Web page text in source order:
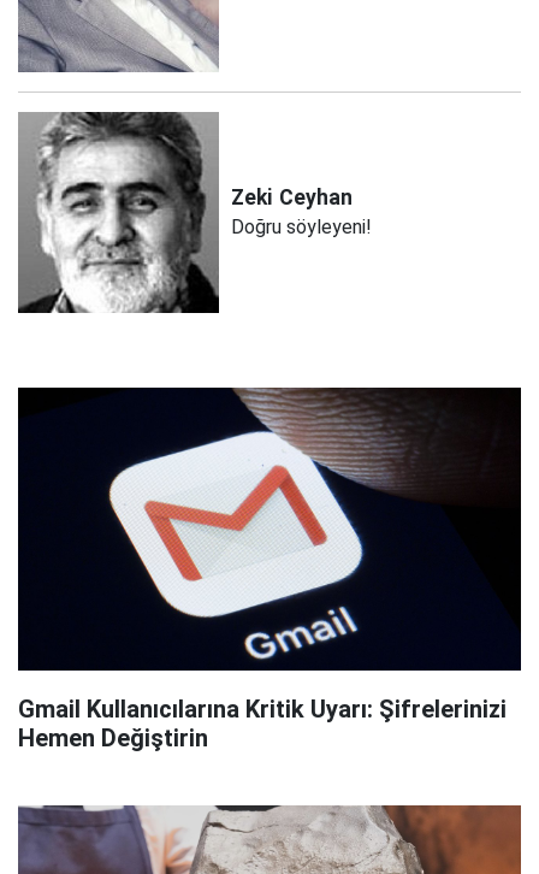
Zeki Ceyhan
Doğru söyleyeni!
Gmail Kullanıcılarına Kritik Uyarı: Şifrelerinizi
Hemen Değiştirin